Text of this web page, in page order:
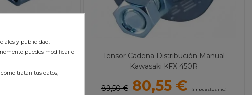
Manual Honda
(06-09)
Tensor Cadena Distribución Manual
Kawasaki KFX 450R
89,50 € 80,55 € (impuestos inc.)
y publicidad.
puedes modificar o
tratan tus datos,